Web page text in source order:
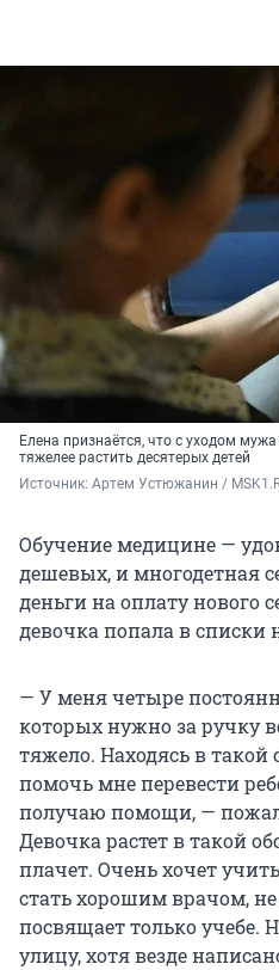
Елена признаётся, что с уходом
тяжелее растить десятерых детей
Источник: Артем Устюжанин /
Обучение медицине —
дешевых, и многодетная
деньги на оплату нового
девочка попала в списки
— У меня четыре
которых нужно за ручку
тяжело. Находясь в такой
помочь мне перевести
получаю помощи, —
Девочка растет в такой
плачет. Очень хочет
стать хорошим врачом, не
посвящает только учебе.
улицу, хотя везде